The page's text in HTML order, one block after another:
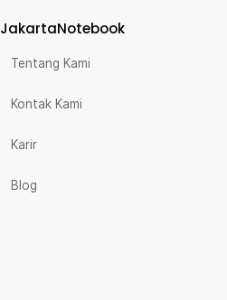
JakartaNotebook
Tentang Kami
Kontak Kami
Karir
Blog